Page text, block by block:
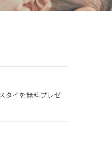
タイを無料プレゼ